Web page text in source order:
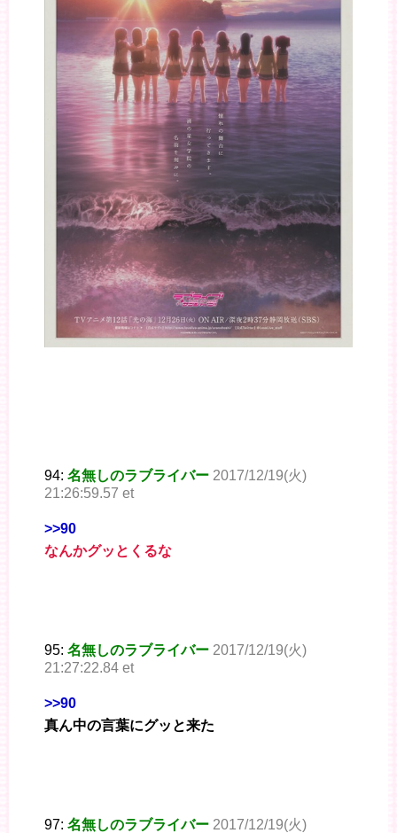
94: 名無しのラブライバー 2017/12/19(火)
21:26:59.57 et
>>90
なんかグッとくるな
95: 名無しのラブライバー 2017/12/19(火)
21:27:22.84 et
>>90
真ん中の言葉にグッと来た
97: 名無しのラブライバー 2017/12/19(火)